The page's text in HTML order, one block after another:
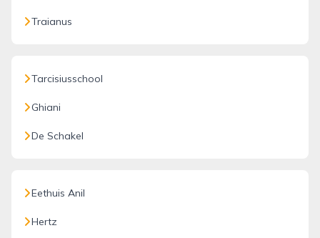
Traianus
Tarcisiusschool
Ghiani
De Schakel
Eethuis Anil
Hertz